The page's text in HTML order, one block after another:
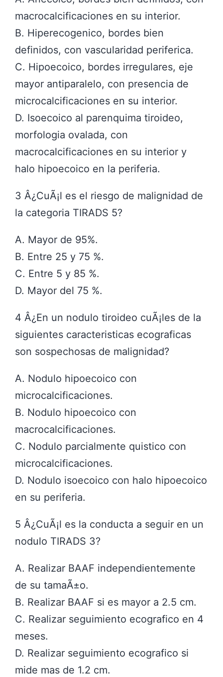
macrocalcificaciones en su interior.
B. Hiperecogenico, bordes bien
definidos, con vascularidad periferica.
C. Hipoecoico, bordes irregulares, eje
mayor antiparalelo, con presencia de
microcalcificaciones en su interior.
D. Isoecoico al parenquima tiroideo,
morfologia ovalada, con
macrocalcificaciones en su interior y
halo hipoecoico en la periferia.
3 Â¿CuÃ¡l es el riesgo de malignidad de
la categoria TIRADS 5?
A. Mayor de 95%.
B. Entre 25 y 75 %.
C. Entre 5 y 85 %.
D. Mayor del 75 %.
4 Â¿En un nodulo tiroideo cuÃ¡les de la
siguientes caracteristicas ecograficas
son sospechosas de malignidad?
A. Nodulo hipoecoico con
microcalcificaciones.
B. Nodulo hipoecoico con
macrocalcificaciones.
C. Nodulo parcialmente quistico con
microcalcificaciones.
D. Nodulo isoecoico con halo hipoecoico
en su periferia.
5 Â¿CuÃ¡l es la conducta a seguir en un
nodulo TIRADS 3?
A. Realizar BAAF independientemente
de su tamaÃ±o.
B. Realizar BAAF si es mayor a 2.5 cm.
C. Realizar seguimiento ecografico en 4
meses.
D. Realizar seguimiento ecografico si
mide mas de 1.2 cm.